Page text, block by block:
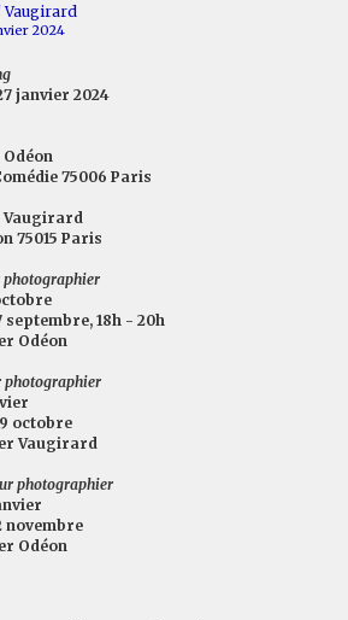
Vaugirard
2024
janvier 2024
75006 Paris
Vaugirard
75015 Paris
photographier
18h - 20h
Odéon
photographier
octobre
Vaugirard
photographier
novembre
Odéon